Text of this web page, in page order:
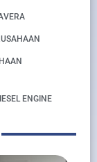
ENGINE